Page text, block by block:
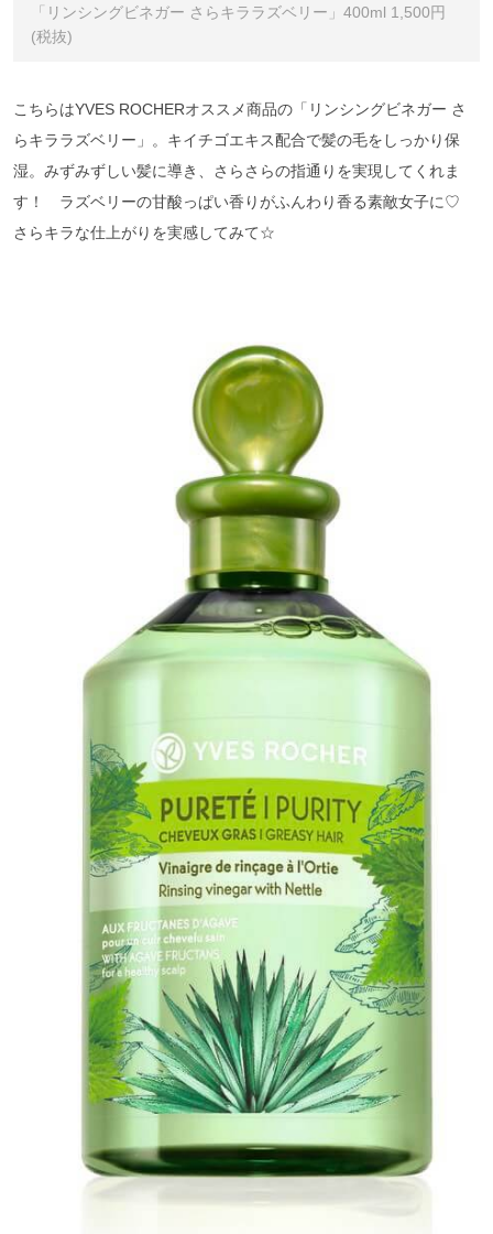
「リンシングビネガー さらキララズベリー」400ml 1,500円
(税抜)
こちらはYVES ROCHERオススメ商品の「リンシングビネガー さ
らキララズベリー」。キイチゴエキス配合で髪の毛をしっかり保
湿。みずみずしい髪に導き、さらさらの指通りを実現してくれま
す！ ラズベリーの甘酸っぱい香りがふんわり香る素敵女子に♡
さらキラな仕上がりを実感してみて☆